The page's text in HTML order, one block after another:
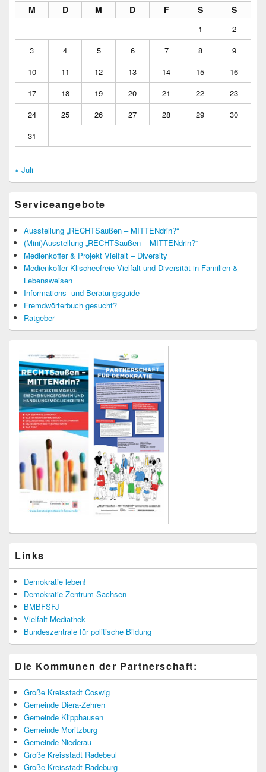
M D M D F S S
1
2
3
4 5 6 7 8
9
10
11 12 13 14 15
16
17
18 19 20 21 22
23
24
25 26 27 28 29
30
31
« Juli
Serviceangebote
Ausstellung „RECHTSaußen – MITTENdrin?“
(Mini)Ausstellung „RECHTSaußen – MITTENdrin?“
Medienkoffer & Projekt Vielfalt – Diversity
Medienkoffer Klischeefreie Vielfalt und Diversität in Familien &
Lebensweisen
Informations- und Beratungsguide
Fremdwörterbuch gesucht?
Ratgeber
Links
Demokratie leben!
Demokratie-Zentrum Sachsen
BMBFSFJ
Vielfalt-Mediathek
Bundeszentrale für politische Bildung
Die Kommunen der Partnerschaft:
Große Kreisstadt Coswig
Gemeinde Diera-Zehren
Gemeinde Klipphausen
Gemeinde Moritzburg
Gemeinde Niederau
Große Kreisstadt Radebeul
Große Kreisstadt Radeburg